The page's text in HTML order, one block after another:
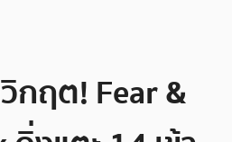
กฤต! Fear &